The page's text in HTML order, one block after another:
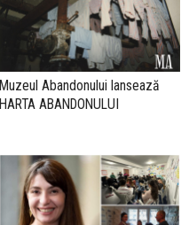
Muzeul Abandonului lansează
HARTA ABANDONULUI